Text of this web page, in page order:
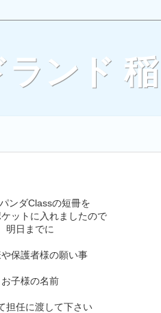
ンド
ンダClassの短冊を
ットに入れましたので
明日までに
保護者様の願い事
お子様の名前
担任に渡して下さい